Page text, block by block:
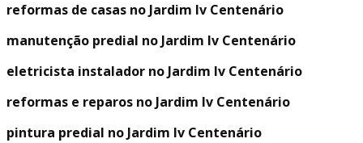
reformas de casas no Jardim Iv Centenário
manutenção predial no Jardim Iv Centenário
eletricista instalador no Jardim Iv Centenário
reformas e reparos no Jardim Iv Centenário
pintura predial no Jardim Iv Centenário